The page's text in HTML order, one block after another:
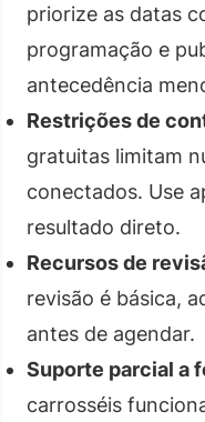
priorize as datas
programação e
antecedência
Restrições de
gratuitas limitam
conectados. Use
resultado direto.
Recursos de
revisão é básica,
antes de agendar.
Suporte parcial a
carrosséis